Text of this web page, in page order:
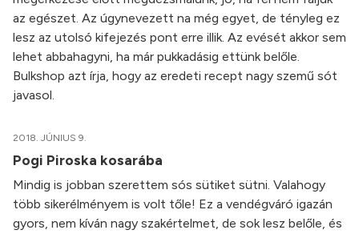
az egészet. Az úgynevezett na még egyet, de tényleg ez
lesz az utolsó kifejezés pont erre illik. Az evését akkor sem
lehet abbahagyni, ha már pukkadásig ettünk belőle.
Bulkshop azt írja, hogy az eredeti recept nagy szemű sót
javasol.
2018. JÚNIUS 9.
Pogi Piroska kosarába
Mindig is jobban szerettem sós sütiket sütni. Valahogy
több sikerélményem is volt tőle! Ez a vendégváró igazán
gyors, nem kíván nagy szakértelmet, de sok lesz belőle, és